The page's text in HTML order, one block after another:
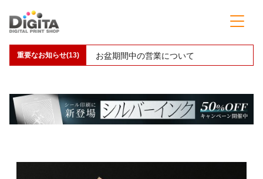
重要なお知らせ(13) お盆期間中の営業について